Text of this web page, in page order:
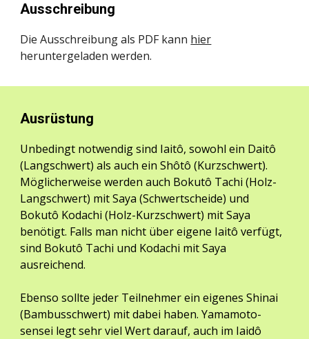
Ausschreibung
Die Ausschreibung als PDF kann hier
heruntergeladen werden.
Ausrüstung
Unbedingt notwendig sind Iaitô, sowohl ein Daitô
(Langschwert) als auch ein Shôtô (Kurzschwert).
Möglicherweise werden auch Bokutô Tachi (Holz-
Langschwert) mit Saya (Schwertscheide) und
Bokutô Kodachi (Holz-Kurzschwert) mit Saya
benötigt. Falls man nicht über eigene Iaitô verfügt,
sind Bokutô Tachi und Kodachi mit Saya
ausreichend.
Ebenso sollte jeder Teilnehmer ein eigenes Shinai
(Bambusschwert) mit dabei haben. Yamamoto-
sensei legt sehr viel Wert darauf, auch im Iaidô